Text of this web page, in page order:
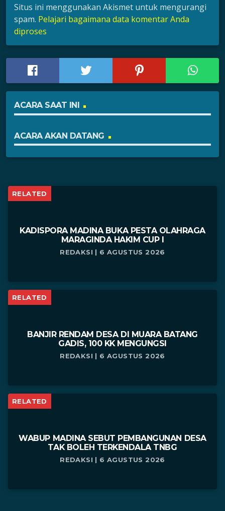
Situs ini menggunakan Akismet untuk mengurangi
spam. Pelajari bagaimana data komentar Anda
diproses
ACARA SAAT INI
ACARA AKAN DATANG
RELATED
KADISPORA MADINA BUKA PESTA OLAHRAGA
MARAGINDA HAKIM CUP I
REDAKSI | 6 AGUSTUS 2026
RELATED
BANJIR RENDAM DESA DI MUARA BATANG
GADIS, 100 KK MENGUNGSI
REDAKSI | 6 AGUSTUS 2026
RELATED
WABUP MADINA SEBUT PEMBANGUNAN DESA
TAK BOLEH TERKENDALA TNBG
REDAKSI | 6 AGUSTUS 2026